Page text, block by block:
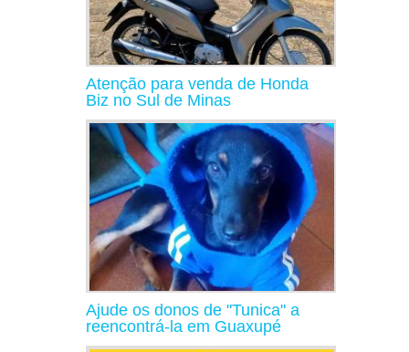
Atenção para venda de Honda
Biz no Sul de Minas
Ajude os donos de "Tunica" a
reencontrá-la em Guaxupé